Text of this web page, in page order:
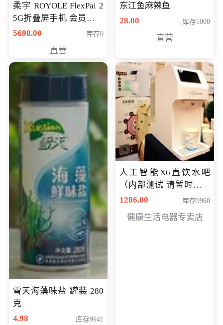
柔宇 ROYOLE FlexPai 2
5G折叠屏手机 会员专享
购买价格 4998元
5698.00 库存0
直营
东江鱼麻辣鱼
28.00
库存1000
直营
雪天海藻味盐 罐装 280
克
4.98
库存9941
人工智能X6直饮水吧
（内部测试 请暂时不要
购买）
1286.00 库存9960
健康生活电器专卖店